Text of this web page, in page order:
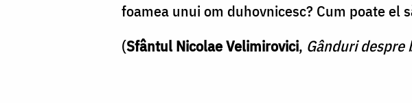
foamea unui om duhovnicesc? Cum poate el
(Sfântul Nicolae Velimirovici, Gânduri despre